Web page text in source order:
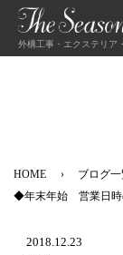
外構工事・エクステリア
HOME
ブログ
◆年末年始 営業日時
2018.12.23